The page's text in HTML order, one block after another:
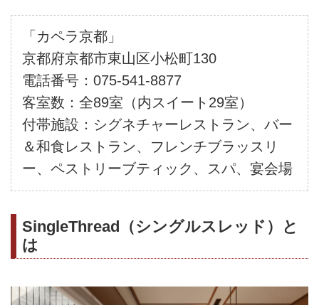
「カペラ京都」
京都府京都市東山区小松町130
電話番号：075-541-8877
客室数：全89室（内スイート29室）
付帯施設：シグネチャーレストラン、バー
＆和食レストラン、フレンチブラッスリ
ー、ペストリーブティック、スパ、宴会場
SingleThread（シングルスレッド）と
は